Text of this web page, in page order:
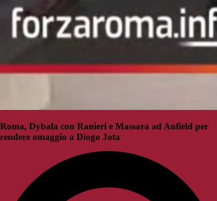
Roma, Dybala con Ranieri e Massara ad Anfield per
rendere omaggio a Diogo Jota